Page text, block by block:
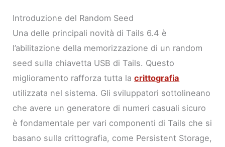
Introduzione del Random Seed
Una delle principali novità di Tails 6.4 è
l’abilitazione della memorizzazione di un random
seed sulla chiavetta USB di Tails. Questo
miglioramento rafforza tutta lacrittografia
utilizzata nel sistema. Gli sviluppatori sottolineano
che avere un generatore di numeri casuali sicuro
è fondamentale per vari componenti di Tails che si
basano sulla crittografia, come Persistent Storage,